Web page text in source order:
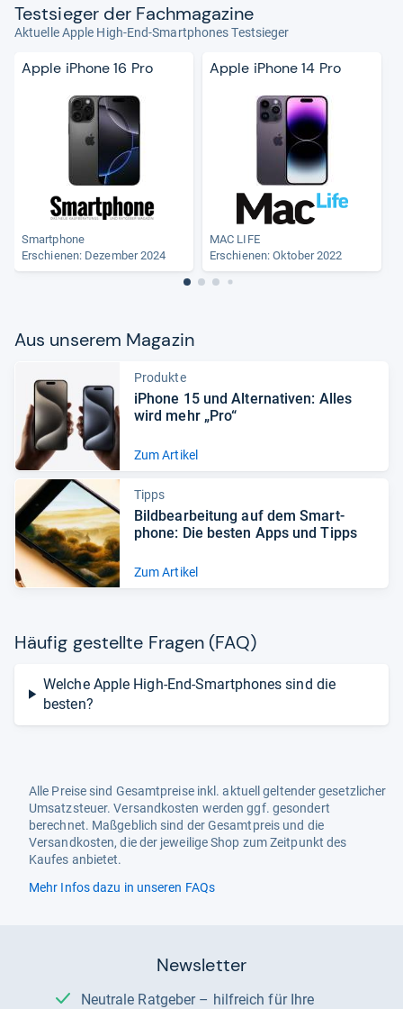
Test­sie­ger der Fach­ma­ga­zine
Aktuelle Apple High-End-Smartphones Testsieger
Apple iPhone 16 Pro
Smartphone
Erschienen: Dezember 2024
Apple iPhone 14 Pro
MAC LIFE
Erschienen: Oktober 2022
Aus unse­rem Maga­zin
Produkte
iPhone 15 und Alter­na­ti­ven: Alles
wird mehr „Pro“
Zum Artikel
Tipps
Bild­be­ar­bei­tung auf dem Smart­
phone: Die bes­ten Apps und Tipps
Zum Artikel
Häu­fig gestellte Fra­gen (FAQ)
Welche Apple High-End-Smartphones sind die
besten?
Alle Preise sind Gesamtpreise inkl. aktuell geltender gesetzlicher
Umsatzsteuer. Versandkosten werden ggf. gesondert
berechnet. Maßgeblich sind der Gesamtpreis und die
Versandkosten, die der jeweilige Shop zum Zeitpunkt des
Kaufes anbietet.
Mehr Infos dazu in unseren FAQs
Newsletter
Neutrale Ratgeber – hilfreich für Ihre